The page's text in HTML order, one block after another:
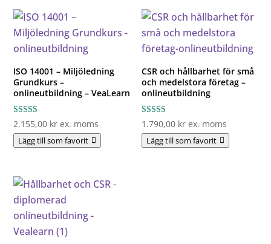
ISO 14001 – Miljöledning
Grundkurs –
onlineutbildning – VeaLearn
Betygsatt
5.00
av 5
2.155,00 kr ex. moms
Lägg till som favorit
CSR och hållbarhet för små
och medelstora företag –
onlineutbildning
Betygsatt
4.00
av 5
1.790,00 kr ex. moms
Lägg till som favorit